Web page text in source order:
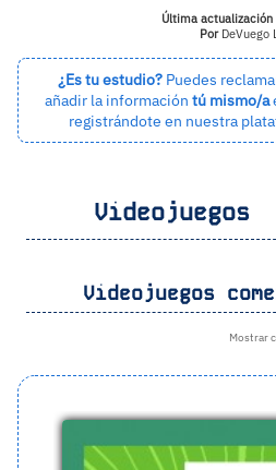
Última actualización
PorDeVuego
¿Es tu estudio? Puedes
añadir la información tú mismo/a
registrándote en nuestra
Videojuegos
Videojuegos
Mostrar